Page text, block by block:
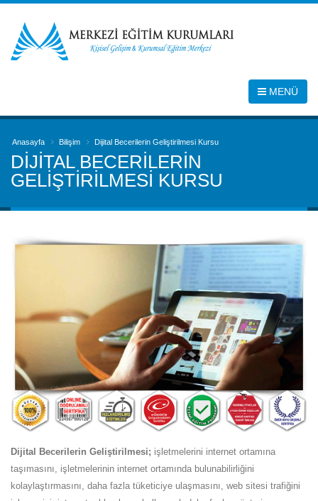
MENÜ
Anasayfa Bilişim Dijital Becerilerin Geliştirilmesi Kursu
DIJITAL BECERILERIN
GELIŞTIRILMESI KURSU
Dijital Becerilerin Geliştirilmesi; işletmelerini internet ortamına
taşımasını, işletmelerinin internet ortamında bulunabilirliğini
kolaylaştırmasını, daha fazla tüketiciye ulaşmasını, web sitesi trafiğini